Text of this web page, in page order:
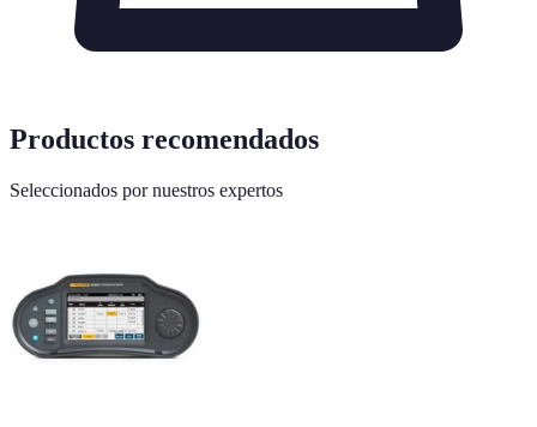
Productos recomendados
Seleccionados por nuestros expertos